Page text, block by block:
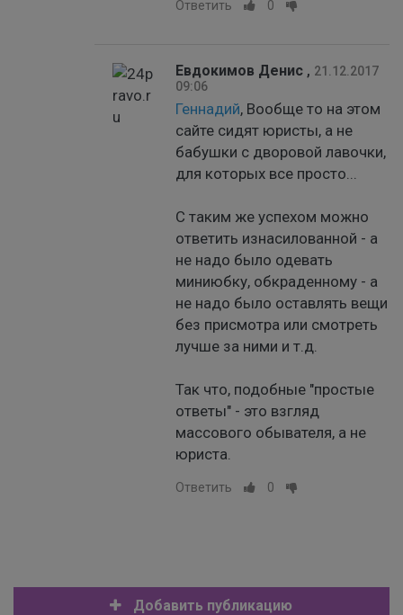
Ответить 0
Евдокимов Денис , 21.12.2017
09:06
Геннадий, Вообще то на этом
сайте сидят юристы, а не
бабушки с дворовой лавочки,
для которых все просто...
С таким же успехом можно
ответить изнасилованной - а
не надо было одевать
миниюбку, обкраденному - а
не надо было оставлять вещи
без присмотра или смотреть
лучше за ними и т.д.
Так что, подобные "простые
ответы" - это взгляд
массового обывателя, а не
юриста.
Ответить 0
Добавить публикацию